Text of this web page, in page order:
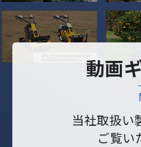
動画
当社取扱い
ご覧い